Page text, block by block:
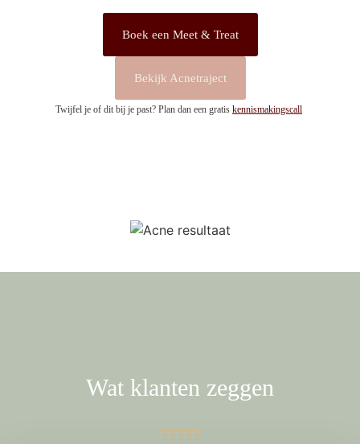
Boek een Meet & Treat
Bekijk Acnetraject
Twijfel je of dit bij je past? Plan dan een gratis kennismakingscall
Wat klanten zeggen
    